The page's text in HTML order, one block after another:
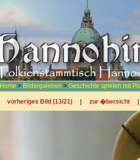
Home > Bildergalerien > Geschichte spielen mit
vorheriges Bild (13/21) zur �bersicht